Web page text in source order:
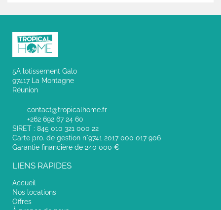
5A lotissement Galo
97417 La Montagne
Réunion
contact@tropicalhome.fr
+262 692 67 24 60
SIRET : 845 010 321 000 22
Carte pro. de gestion n°9741 2017 000 017 906
Garantie financière de 240 000 €
LIENS RAPIDES
Accueil
Nos locations
Offres